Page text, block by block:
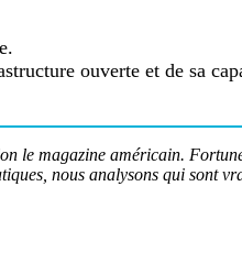
ouverte et de sa
le magazine américain.
nous analysons qui sont